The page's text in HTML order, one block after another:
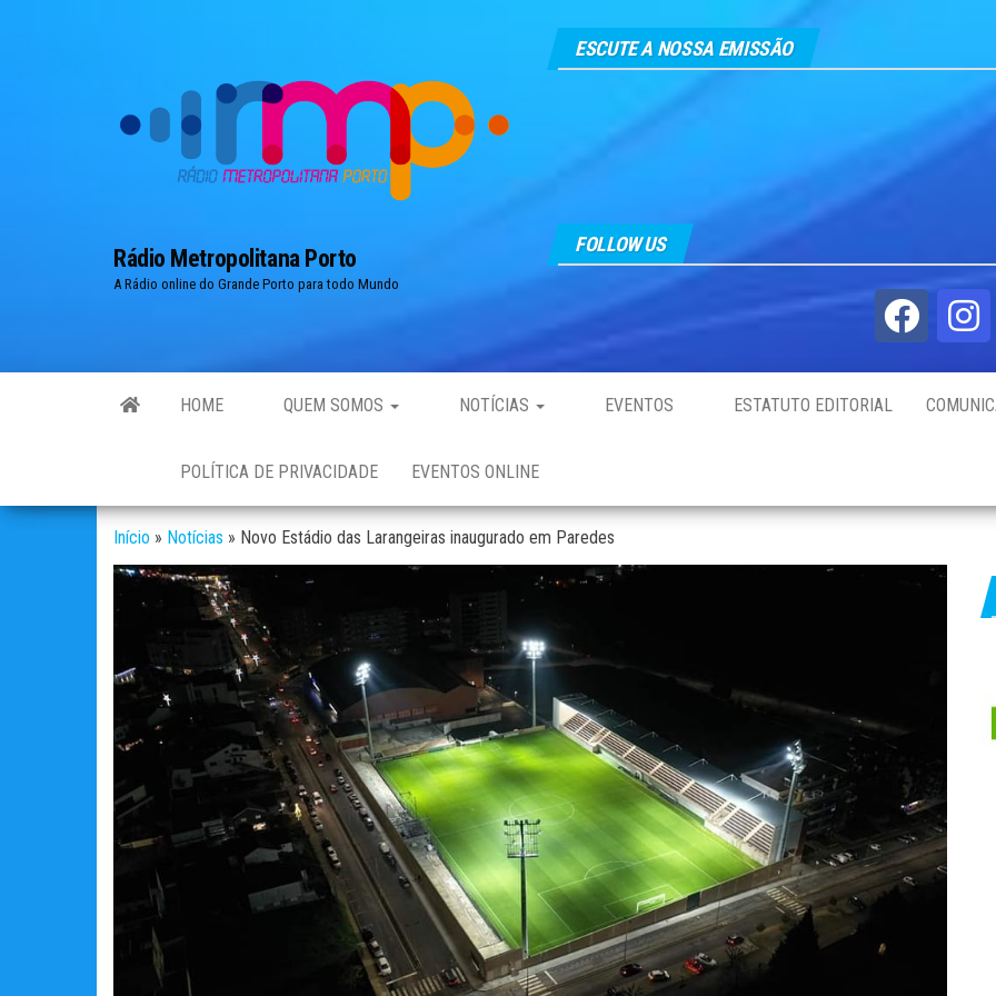
Rádio Metropolitana Porto
A Rádio online do Grande Porto para todo Mundo
ESCUTE A NOSSA EMISSÃO
FOLLOW US
HOME QUEM SOMOS NOTÍCIAS EVENTOS ESTATUTO EDITORIAL
POLÍTICA DE PRIVACIDADE EVENTOS ONLINE
Início » Notícias » Novo Estádio das Larangeiras inaugurado em Paredes